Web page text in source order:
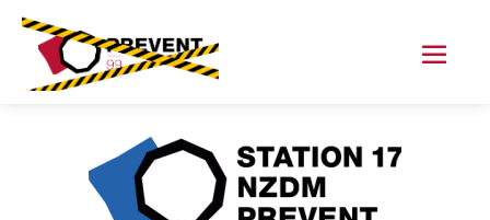
Skip
content